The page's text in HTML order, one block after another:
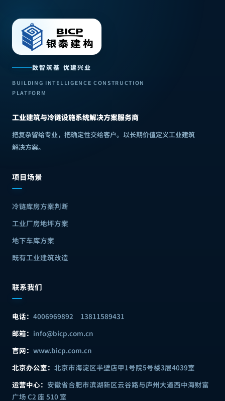
数智筑基 优建兴业
BUILDING INTELLIGENCE CONSTRUCTION
PLATFORM
工业建筑与冷链设施系统解决方案服务商
把复杂留给专业，把确定性交给客户。 以长期价值定义工业建筑
解决方案。
项目场景
冷链库房方案判断
工业厂房地坪方案
地下车库方案
既有工业建筑改造
联系我们
电话： 4006969892
13811589431
邮箱： info@bicp.com.cn
官网： www.bicp.com.cn
北京办公室： 北京市海淀区半壁店甲1号院5号楼3层4039室
运营中心： 安徽省合肥市滨湖新区云谷路与庐州大道西中海财富
广场 C2 座 510 室